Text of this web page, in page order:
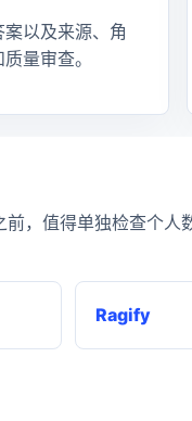
以及来源、角
量审查。
，值得单独检查个
Ragify